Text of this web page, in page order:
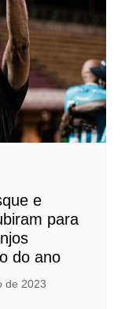
e
para
do ano
de 2023